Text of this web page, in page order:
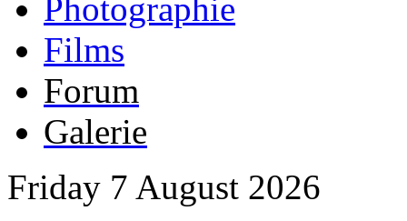
Photographie
Films
Forum
Galerie
Friday 7 August 2026